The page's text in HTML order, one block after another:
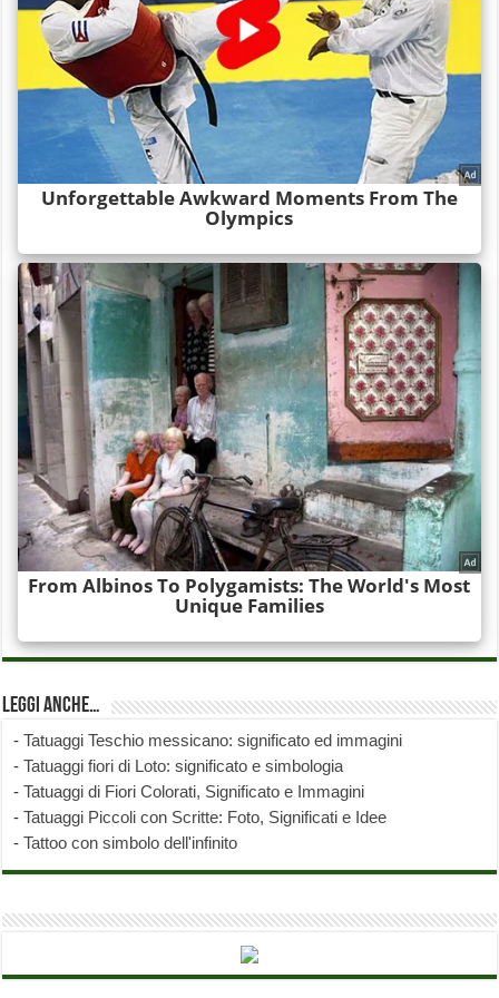
Leggi anche…
-Tatuaggi Teschio messicano: significato ed immagini
-Tatuaggi fiori di Loto: significato e simbologia
-Tatuaggi di Fiori Colorati, Significato e Immagini
-Tatuaggi Piccoli con Scritte: Foto, Significati e Idee
-Tattoo con simbolo dell'infinito